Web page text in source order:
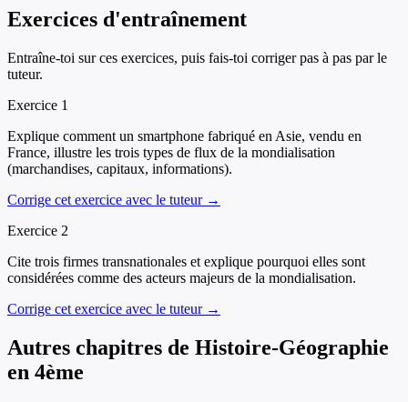
Exercices d'entraînement
Entraîne-toi sur ces exercices, puis fais-toi corriger pas à pas par le
tuteur.
Exercice 1
Explique comment un smartphone fabriqué en Asie, vendu en
France, illustre les trois types de flux de la mondialisation
(marchandises, capitaux, informations).
Corrige cet exercice avec le tuteur →
Exercice 2
Cite trois firmes transnationales et explique pourquoi elles sont
considérées comme des acteurs majeurs de la mondialisation.
Corrige cet exercice avec le tuteur →
Autres chapitres de Histoire-Géographie
en 4ème